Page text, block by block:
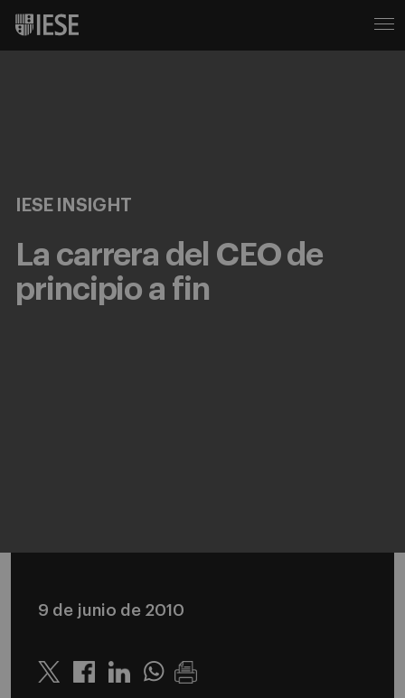
IESE INSIGHT
La carrera del CEO de
principio a fin
9 de junio de 2010
Twitter LinkedinWhatsapp